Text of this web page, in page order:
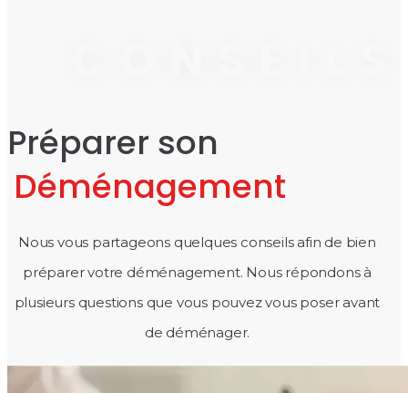
Préparer son
Déménagement
Nous vous partageons quelques conseils afin de bien
préparer votre déménagement. Nous répondons à
plusieurs questions que vous pouvez vous poser avant
de déménager.